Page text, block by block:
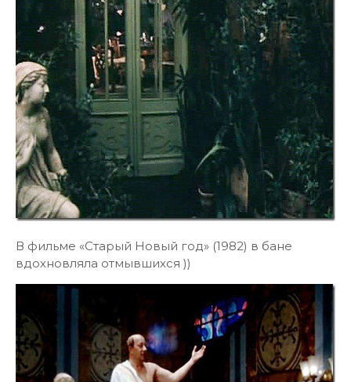
В фильме «Старый Новый год» (1982) в бане
вдохновляла отмывшихся ))